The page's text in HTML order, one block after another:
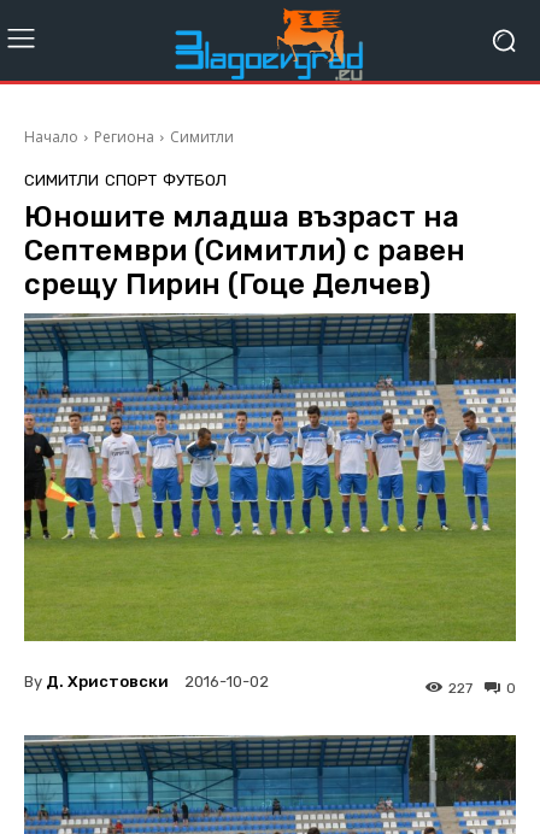
Начало Региона Симитли
СИМИТЛИ СПОРТ ФУТБОЛ
Юношите младша възраст на
Септември (Симитли) с равен
срещу Пирин (Гоце Делчев)
By Д. Христовски 2016-10-02 0
227